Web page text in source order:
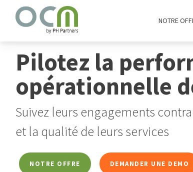
NOTRE
Pilotez la
opérationnelle
Suivez leurs engagements
et la qualité de leurs services
NOTRE OFFRE DEMANDER UNE DEMO